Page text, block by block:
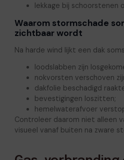
lekkage bij schoorstenen
Waarom stormschade
zichtbaar wordt
Na harde wind lijkt een dak
loodslabben zijn
nokvorsten verschoven
dakfolie beschadigd
bevestigingen loszitten;
hemelwaterafvoer
Controleer daarom niet alleen
visueel vanaf buiten na zware